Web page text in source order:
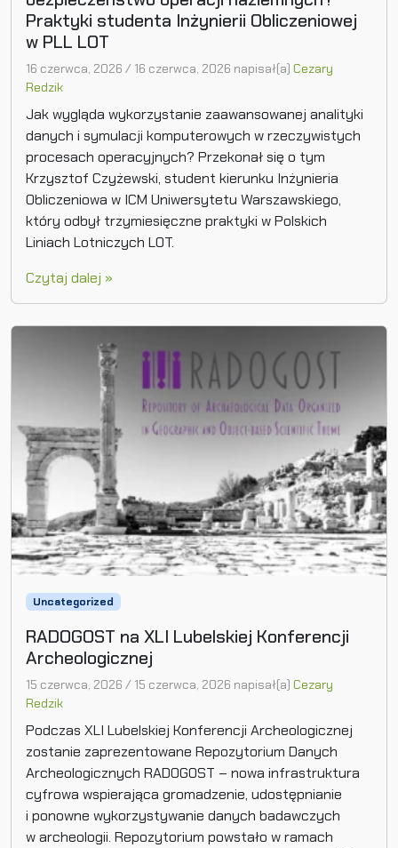
Praktyki studenta Inżynierii Obliczeniowej
w PLL LOT
16 czerwca, 2026 / 16 czerwca, 2026 napisał(a) Cezary
Redzik
Jak wygląda wykorzystanie zaawansowanej analityki
danych i symulacji komputerowych w rzeczywistych
procesach operacyjnych? Przekonał się o tym
Krzysztof Czyżewski, student kierunku Inżynieria
Obliczeniowa w ICM Uniwersytetu Warszawskiego,
który odbył trzymiesięczne praktyki w Polskich
Liniach Lotniczych LOT.
Czytaj dalej »
Uncategorized
RADOGOST na XLI Lubelskiej Konferencji
Archeologicznej
15 czerwca, 2026 / 15 czerwca, 2026 napisał(a) Cezary
Redzik
Podczas XLI Lubelskiej Konferencji Archeologicznej
zostanie zaprezentowane Repozytorium Danych
Archeologicznych RADOGOST – nowa infrastruktura
cyfrowa wspierająca gromadzenie, udostępnianie
i ponowne wykorzystywanie danych badawczych
w archeologii. Repozytorium powstało w ramach